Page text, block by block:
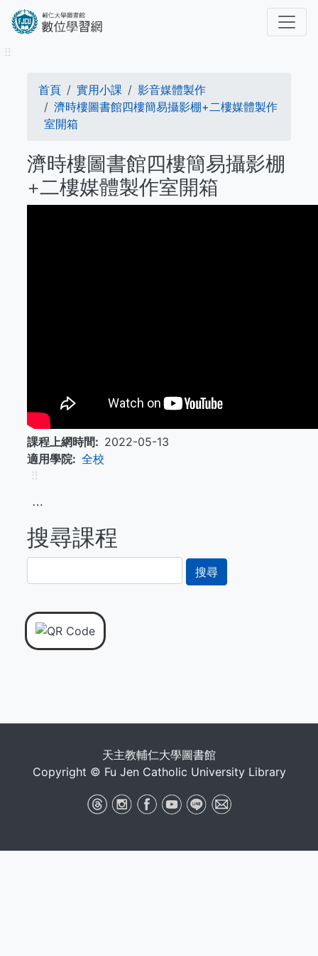
內
⠿
導
航
結
首頁 實用小課
影音媒體製作
濟時樓圖書館四樓簡易攝影棚+二樓媒體製作
室開箱
濟時樓圖書館四樓簡易攝影棚
+二樓媒體製作室開箱
課程上網時間
2022-05-13
適用學院
全校
⠿
⋯
搜尋課程
尋
天主教輔仁大學圖書館
Copyright © Fu Jen Catholic University Library